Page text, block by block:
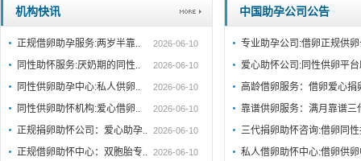
机构快讯
正规借卵助孕服务:两岁半靠.. 2026-06-10
同性助怀服务:厌奶期的同性.. 2026-06-10
同性供卵助孕中心:私人供卵.. 2026-06-10
同性供卵助怀机构:爱心借卵.. 2026-06-10
正规捐卵助怀公司：爱心助孕.. 2026-06-10
正规借卵助怀中心：双胞胎专.. 2026-06-10
中国助孕公司公告
专业助孕公司:借卵正规供
爱心助怀公司:同性供卵平
高龄借卵服务：借卵爱心
靠谱供卵服务：满月靠谱
三代捐卵助怀咨询:借卵同
私人借卵助怀中心:借卵供